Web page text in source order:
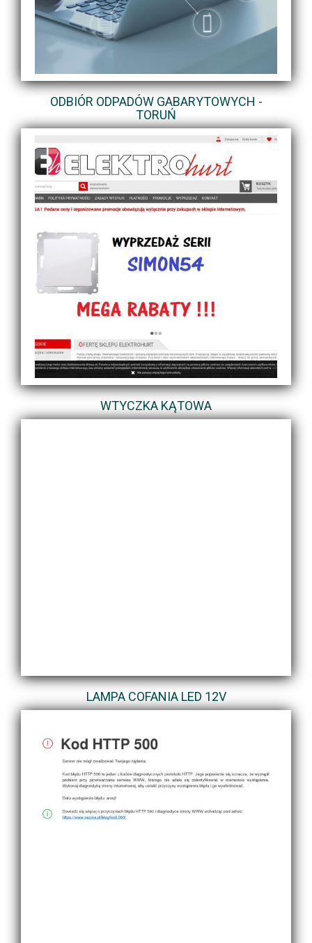
ODBIÓR ODPADÓW GABARYTOWYCH -
TORUŃ
WTYCZKA KĄTOWA
LAMPA COFANIA LED 12V